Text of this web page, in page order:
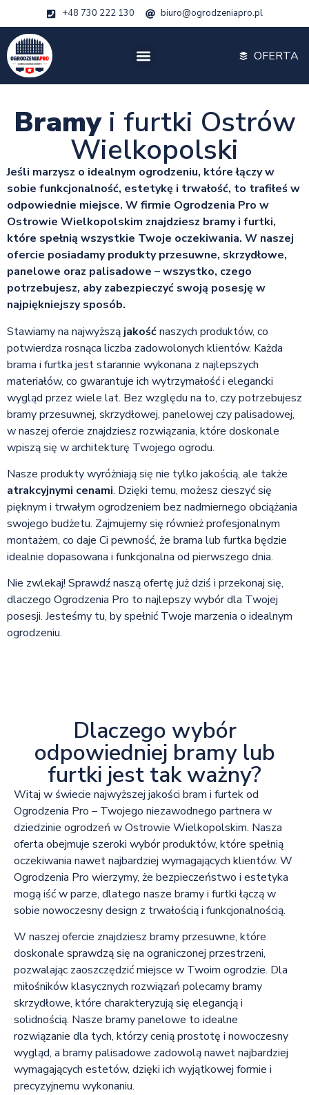
+48 730 222 130 biuro@ogrodzeniapro.pl
OFERTA
Bramy i furtki Ostrów
Wielkopolski
Jeśli marzysz o idealnym ogrodzeniu, które łączy w
sobie funkcjonalność, estetykę i trwałość, to trafiłeś w
odpowiednie miejsce. W firmie Ogrodzenia Pro w
Ostrowie Wielkopolskim znajdziesz bramy i furtki,
które spełnią wszystkie Twoje oczekiwania. W naszej
ofercie posiadamy produkty przesuwne, skrzydłowe,
panelowe oraz palisadowe – wszystko, czego
potrzebujesz, aby zabezpieczyć swoją posesję w
najpiękniejszy sposób.
Stawiamy na najwyższą jakośćnaszych produktów, co
potwierdza rosnąca liczba zadowolonych klientów. Każda
brama i furtka jest starannie wykonana z najlepszych
materiałów, co gwarantuje ich wytrzymałość i elegancki
wygląd przez wiele lat. Bez względu na to, czy potrzebujesz
bramy przesuwnej, skrzydłowej, panelowej czy palisadowej,
w naszej ofercie znajdziesz rozwiązania, które doskonale
wpiszą się w architekturę Twojego ogrodu.
Nasze produkty wyróżniają się nie tylko jakością, ale także
atrakcyjnymi cenami. Dzięki temu, możesz cieszyć się
pięknym i trwałym ogrodzeniem bez nadmiernego obciążania
swojego budżetu. Zajmujemy się również profesjonalnym
montażem, co daje Ci pewność, że brama lub furtka będzie
idealnie dopasowana i funkcjonalna od pierwszego dnia.
Nie zwlekaj! Sprawdź naszą ofertę już dziś i przekonaj się,
dlaczego Ogrodzenia Pro to najlepszy wybór dla Twojej
posesji. Jesteśmy tu, by spełnić Twoje marzenia o idealnym
ogrodzeniu.
Dlaczego wybór
odpowiedniej bramy lub
furtki jest tak ważny?
Witaj w świecie najwyższej jakości bram i furtek od
Ogrodzenia Pro – Twojego niezawodnego partnera w
dziedzinie ogrodzeń w Ostrowie Wielkopolskim. Nasza
oferta obejmuje szeroki wybór produktów, które spełnią
oczekiwania nawet najbardziej wymagających klientów. W
Ogrodzenia Pro wierzymy, że bezpieczeństwo i estetyka
mogą iść w parze, dlatego nasze bramy i furtki łączą w
sobie nowoczesny design z trwałością i funkcjonalnością.
W naszej ofercie znajdziesz bramy przesuwne, które
doskonale sprawdzą się na ograniczonej przestrzeni,
pozwalając zaoszczędzić miejsce w Twoim ogrodzie. Dla
miłośników klasycznych rozwiązań polecamy bramy
skrzydłowe, które charakteryzują się elegancją i
solidnością. Nasze bramy panelowe to idealne
rozwiązanie dla tych, którzy cenią prostotę i nowoczesny
wygląd, a bramy palisadowe zadowolą nawet najbardziej
wymagających estetów, dzięki ich wyjątkowej formie i
precyzyjnemu wykonaniu.